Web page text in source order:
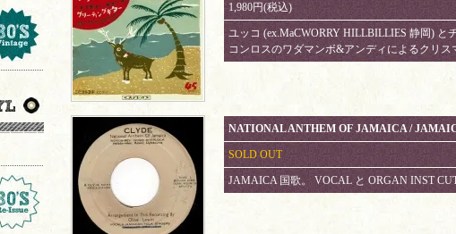
1,980円(税込)
ユッコ (ex.MaCWORRY HILLBILLIES 静岡) と
コンロスのワダマンボ&アンディによるクリス
NATIONAL ANTHEM OF JAMAICA /
SOLD OUT
JAMAICA 国歌。 VOCAL と ORGAN INST